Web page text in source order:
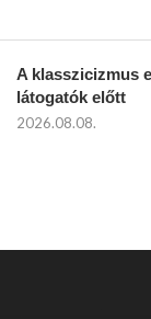
A klasszicizmus
látogatók előtt
2026.08.08.